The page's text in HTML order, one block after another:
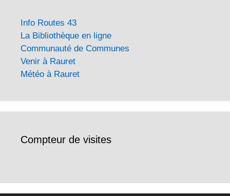
Info Routes 43
La Bibliothèque en ligne
Communauté de Communes
Venir à Rauret
Météo à Rauret
Compteur de visites